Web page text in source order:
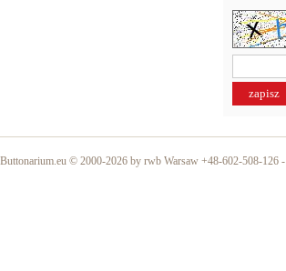
Buttonarium.eu © 2000-2026 by rwb Warsaw +48-602-508-126 -